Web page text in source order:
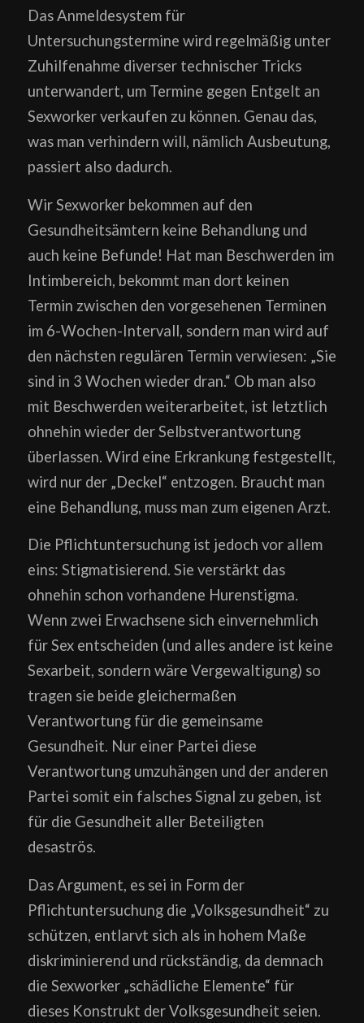
Das Anmeldesystem für
Untersuchungstermine wird regelmäßig unter
Zuhilfenahme diverser technischer Tricks
unterwandert, um Termine gegen Entgelt an
Sexworker verkaufen zu können. Genau das,
was man verhindern will, nämlich Ausbeutung,
passiert also dadurch.
Wir Sexworker bekommen auf den
Gesundheitsämtern keine Behandlung und
auch keine Befunde! Hat man Beschwerden im
Intimbereich, bekommt man dort keinen
Termin zwischen den vorgesehenen Terminen
im 6-Wochen-Intervall, sondern man wird auf
den nächsten regulären Termin verwiesen: „Sie
sind in 3 Wochen wieder dran.“ Ob man also
mit Beschwerden weiterarbeitet, ist letztlich
ohnehin wieder der Selbstverantwortung
überlassen. Wird eine Erkrankung festgestellt,
wird nur der „Deckel“ entzogen. Braucht man
eine Behandlung, muss man zum eigenen Arzt.
Die Pflichtuntersuchung ist jedoch vor allem
eins: Stigmatisierend. Sie verstärkt das
ohnehin schon vorhandene Hurenstigma.
Wenn zwei Erwachsene sich einvernehmlich
für Sex entscheiden (und alles andere ist keine
Sexarbeit, sondern wäre Vergewaltigung) so
tragen sie beide gleichermaßen
Verantwortung für die gemeinsame
Gesundheit. Nur einer Partei diese
Verantwortung umzuhängen und der anderen
Partei somit ein falsches Signal zu geben, ist
für die Gesundheit aller Beteiligten
desaströs.
Das Argument, es sei in Form der
Pflichtuntersuchung die „Volksgesundheit“ zu
schützen, entlarvt sich als in hohem Maße
diskriminierend und rückständig, da demnach
die Sexworker „schädliche Elemente“ für
dieses Konstrukt der Volksgesundheit seien.